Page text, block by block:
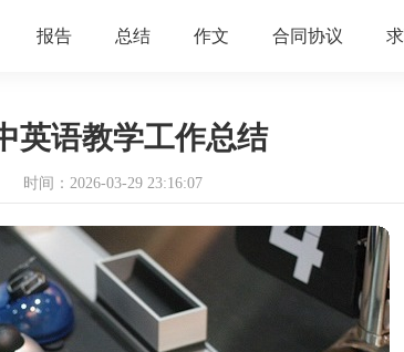
报告 总结 作文 合同协议
英语教学工作总结
时间：2026-03-29 23:16:07